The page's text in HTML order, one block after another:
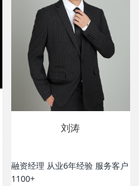
刘涛
融资经理 从业6年经验 服务客户
1100+